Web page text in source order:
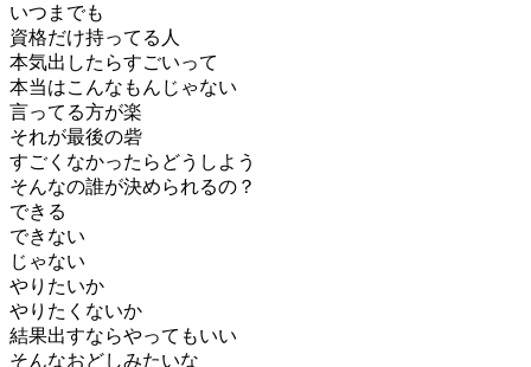
いつまでも
資格だけ持ってる人
本気出したらすごいって
本当はこんなもんじゃない
言ってる方が楽
それが最後の砦
すごくなかったらどうしよう
そんなの誰が決められるの？
できる
できない
じゃない
やりたいか
やりたくないか
結果出すならやってもいい
そんなおどしみたいな